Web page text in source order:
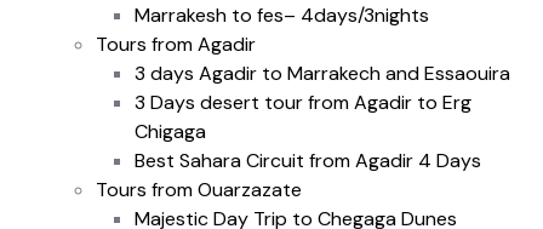
Marrakesh to fes– 4days/3nights
Tours from Agadir
3 days Agadir to Marrakech and Essaouira
3 Days desert tour from Agadir to Erg
Chigaga
Best Sahara Circuit from Agadir 4 Days
Tours from Ouarzazate
Majestic Day Trip to Chegaga Dunes